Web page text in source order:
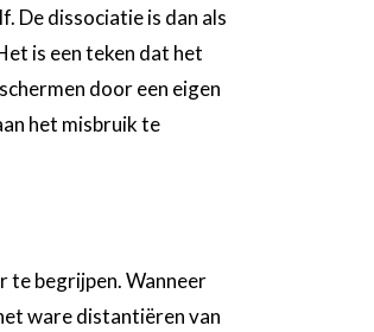
De dissociatie is dan als
is een teken dat het
door een eigen
het misbruik te
te begrijpen. Wanneer
ware distantiëren van